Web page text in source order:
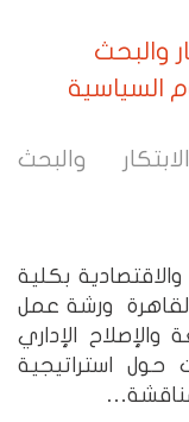
والبحث
السياسية
والبحث
بكلية
القاهرة ورشة عمل
والإصلاح الإداري
حول استراتيجية